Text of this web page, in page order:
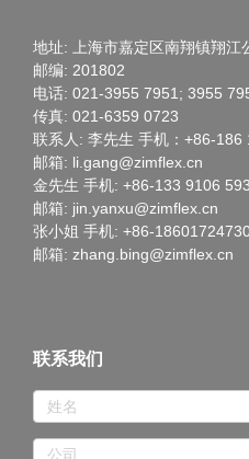
地址: 上海市嘉定区南翔镇翔江
邮编: 201802
电话: 021-3955 7951; 3955
传真: 021-6359 0723
联系人: 李先生 手机：+86-186
邮箱: li.gang@zimflex.cn
金先生 手机: +86-133 9106
邮箱: jin.yanxu@zimflex.cn
张小姐 手机: +86-
邮箱: zhang.bing@zimflex.cn
联系我们